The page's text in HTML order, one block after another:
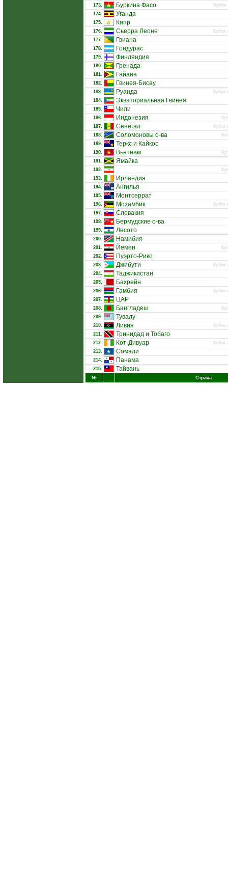
173. Буркина Фасо
174.
Уганда
175. Кипр
176. Сьерра Леоне
Кубок
177.
Гвиана
178. Гондурас
179. Финляндия
180. Гренада
181. Гайана
182. Гвинея-Бисау
183. Руанда
Кубок
184.
Экваториальная Гвинея
185. Чили
186. Индонезия
187.
Сенегал
Кубок
188.
Соломоновы о-ва
189.
Теркс и Кайкос
190. Вьетнам
191.
Ямайка
192.
193.
Ирландия
194. Ангилья
195. Монтсеррат
196. Мозамбик
Кубок
197.
Словакия
198. Бермудские о-ва
199. Лесото
200. Намибия
201. Йемен
202.
Пуэрто-Рико
203. Джибути
Кубок
204.
Таджикистан
205. Бахрейн
206. Гамбия
Кубок
207.
ЦАР
208. Бангладеш
209.
Тувалу
210. Ливия
Кубок
211.
Тринидад и Тобаго
212. Кот-Дивуар
Кубок
213.
Сомали
214. Панама
215. Тайвань
№ Страна